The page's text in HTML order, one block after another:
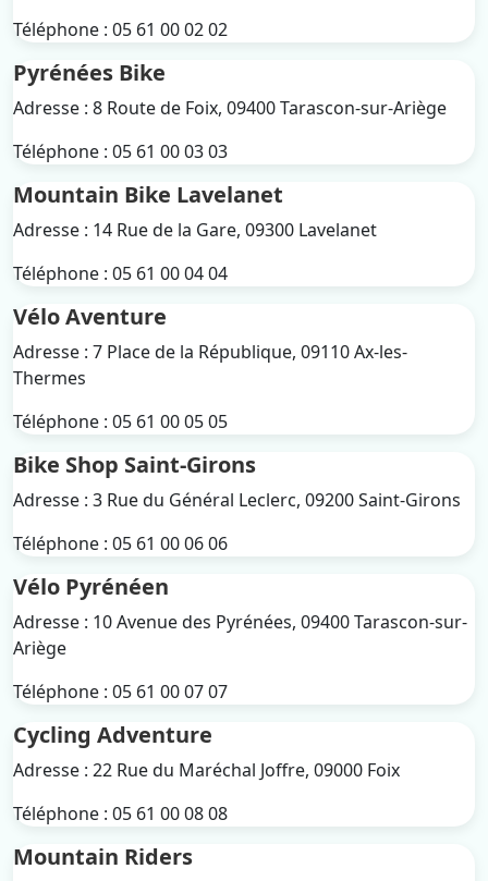
Téléphone : 05 61 00 02 02
Pyrénées Bike
Adresse : 8 Route de Foix, 09400 Tarascon-sur-Ariège
Téléphone : 05 61 00 03 03
Mountain Bike Lavelanet
Adresse : 14 Rue de la Gare, 09300 Lavelanet
Téléphone : 05 61 00 04 04
Vélo Aventure
Adresse : 7 Place de la République, 09110 Ax-les-
Thermes
Téléphone : 05 61 00 05 05
Bike Shop Saint-Girons
Adresse : 3 Rue du Général Leclerc, 09200 Saint-Girons
Téléphone : 05 61 00 06 06
Vélo Pyrénéen
Adresse : 10 Avenue des Pyrénées, 09400 Tarascon-sur-
Ariège
Téléphone : 05 61 00 07 07
Cycling Adventure
Adresse : 22 Rue du Maréchal Joffre, 09000 Foix
Téléphone : 05 61 00 08 08
Mountain Riders